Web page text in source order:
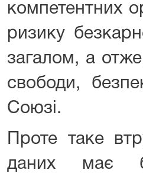
компетентних
ризику
загалом, а
свободи,
Союзі.
Проте таке
даних має